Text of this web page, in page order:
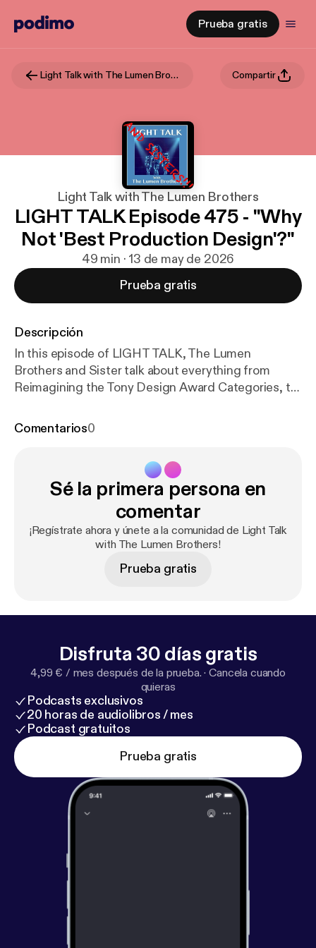
Prueba gratis
Light Talk with The Lumen Brothers Compartir
Light Talk with The Lumen Brothers
LIGHT TALK Episode 475 - "Why
Not 'Best Production Design'?"
49 min · 13 de may de 2026
Prueba gratis
Descripción
In this episode of LIGHT TALK, The Lumen
Brothers and Sister talk about everything from
Reimagining the Tony Design Award Categories, to
they discuss: The St. Barts Film Festival; Ellen in her
own design category; Watching videos of previous
productions of a show you are designing; Will
lighting designers be replaced by AI?; "Gaffa-No-
Go"; How to say goodbye to a Director; and
Tungsten fixtures we will miss. Nothing is Taboo,
Comentarios0
Sé la primera persona en
comentar
¡Regístrate ahora y únete a la comunidad de Light Talk
with The Lumen Brothers!
Prueba gratis
Disfruta 30 días gratis
4,99 € / mes después de la prueba. ·Cancela cuando
quieras
Podcasts exclusivos
20 horas de audiolibros / mes
Podcast gratuitos
Prueba gratis